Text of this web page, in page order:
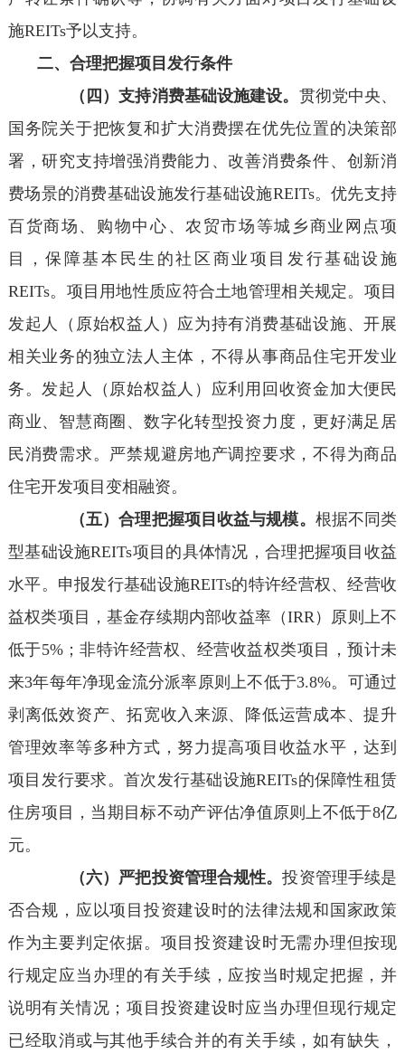
施REITs予以支持。
二、合理把握项目发行条件
（四）支持消费基础设施建设。 贯彻党中央、
国务院关于把恢复和扩大消费摆在优先位置的决策部
署，研究支持增强消费能力、改善消费条件、创新消
费场景的消费基础设施发行基础设施REITs。优先支持
百货商场、购物中心、农贸市场等城乡商业网点项
目，保障基本民生的社区商业项目发行基础设施
REITs。项目用地性质应符合土地管理相关规定。项目
发起人（原始权益人）应为持有消费基础设施、开展
相关业务的独立法人主体，不得从事商品住宅开发业
务。发起人（原始权益人）应利用回收资金加大便民
商业、智慧商圈、数字化转型投资力度，更好满足居
民消费需求。严禁规避房地产调控要求，不得为商品
住宅开发项目变相融资。
（五）合理把握项目收益与规模。 根据不同类
型基础设施REITs项目的具体情况，合理把握项目收益
水平。申报发行基础设施REITs的特许经营权、经营收
益权类项目，基金存续期内部收益率（IRR）原则上不
低于5%；非特许经营权、经营收益权类项目，预计未
来3年每年净现金流分派率原则上不低于3.8%。可通过
剥离低效资产、拓宽收入来源、降低运营成本、提升
管理效率等多种方式，努力提高项目收益水平，达到
项目发行要求。首次发行基础设施REITs的保障性租赁
住房项目，当期目标不动产评估净值原则上不低于8亿
元。
（六）严把投资管理合规性。投资管理手续是
否合规，应以项目投资建设时的法律法规和国家政策
作为主要判定依据。项目投资建设时无需办理但按现
行规定应当办理的有关手续，应按当时规定把握，并
说明有关情况；项目投资建设时应当办理但现行规定
已经取消或与其他手续合并的有关手续，如有缺失，